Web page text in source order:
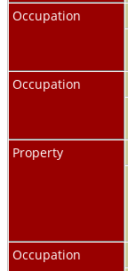
Occupation
Occupation
Property
Occupation